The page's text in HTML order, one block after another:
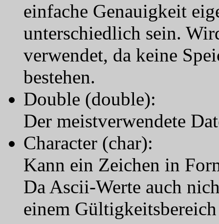
einfache Genauigkeit
unterschiedlich sein.
verwendet, da keine
bestehen.
Double (double):
Der meistverwendete
Character (char):
Kann ein Zeichen in
Da Ascii-Werte auch
einem